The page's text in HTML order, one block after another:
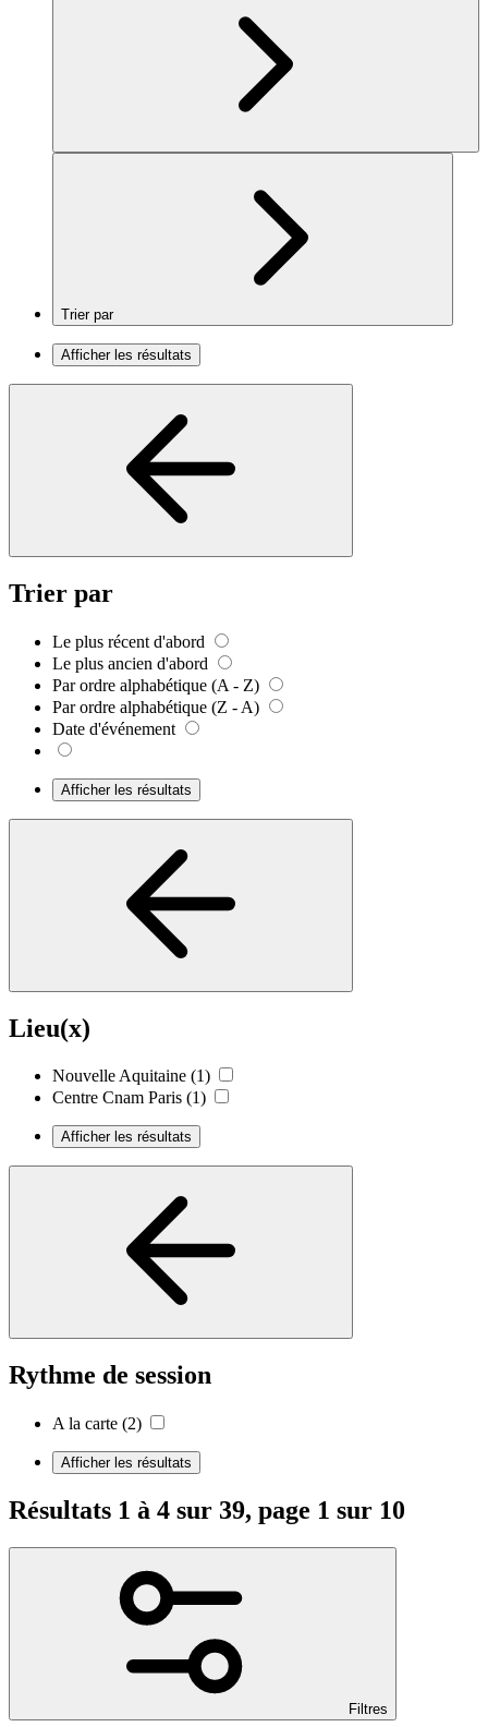
Trier par
Afficher les résultats
Trier par
Le plus récent d'abord
Le plus ancien d'abord
Par ordre alphabétique (A - Z)
Par ordre alphabétique (Z - A)
Date d'événement
Afficher les résultats
Lieu(x)
Nouvelle Aquitaine (1)
Centre Cnam Paris (1)
Afficher les résultats
Rythme de session
A la carte (2)
Afficher les résultats
Résultats 1 à 4 sur 39, page 1 sur 10
Filtres